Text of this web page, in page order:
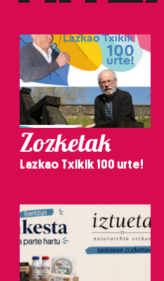
Zozketak
Lazkao Txikik 100 urte!